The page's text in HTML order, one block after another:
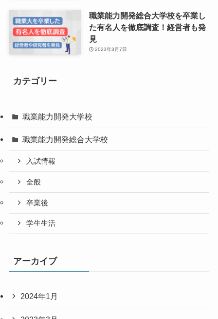
職業能力開発総合大学校を卒業し
た有名人を徹底調査！経営者も発
見
2023年3月7日
カテゴリー
職業能力開発大学校
職業能力開発総合大学校
入試情報
全般
卒業後
学生生活
アーカイブ
2024年1月